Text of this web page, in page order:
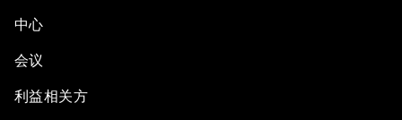
中心
会议
利益相关方